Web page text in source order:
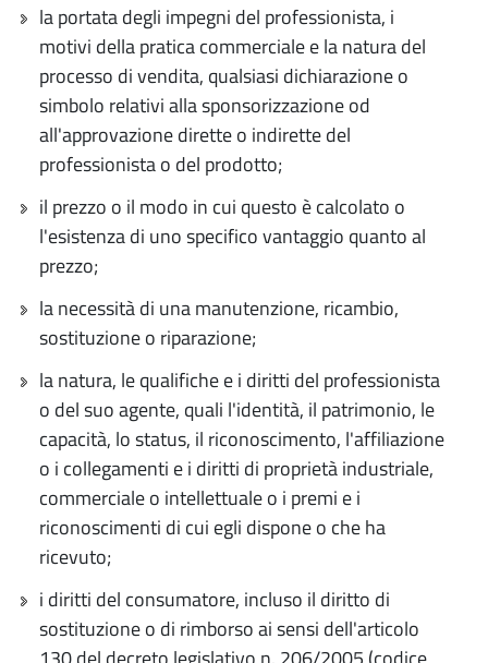
la portata degli impegni del professionista, i
motivi della pratica commerciale e la natura del
processo di vendita, qualsiasi dichiarazione o
simbolo relativi alla sponsorizzazione od
all'approvazione dirette o indirette del
professionista o del prodotto;
il prezzo o il modo in cui questo è calcolato o
l'esistenza di uno specifico vantaggio quanto al
prezzo;
la necessità di una manutenzione, ricambio,
sostituzione o riparazione;
la natura, le qualifiche e i diritti del professionista
o del suo agente, quali l'identità, il patrimonio, le
capacità, lo status, il riconoscimento, l'affiliazione
o i collegamenti e i diritti di proprietà industriale,
commerciale o intellettuale o i premi e i
riconoscimenti di cui egli dispone o che ha
ricevuto;
i diritti del consumatore, incluso il diritto di
sostituzione o di rimborso ai sensi dell'articolo